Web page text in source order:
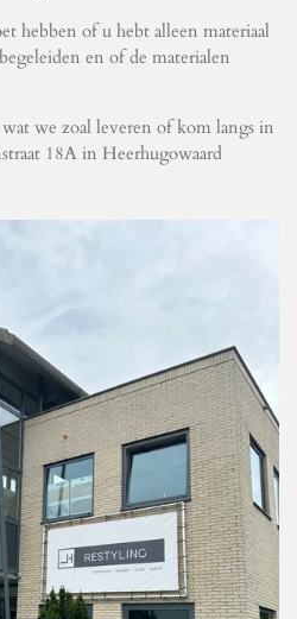
hebben of u hebt alleen materiaal
en of de materialen
we zoal leveren of kom langs in
18A in Heerhugowaard